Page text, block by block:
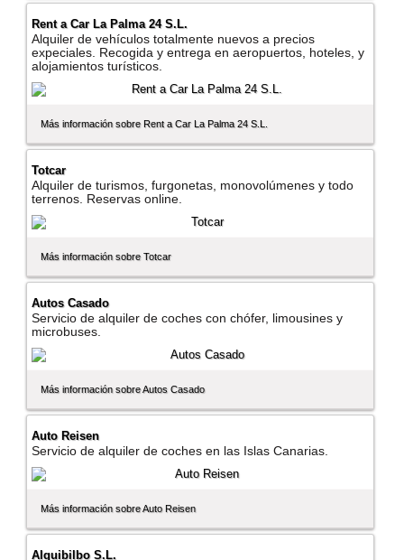
Rent a Car La Palma 24 S.L.
Alquiler de vehí­culos totalmente nuevos a precios
expeciales. Recogida y entrega en aeropuertos, hoteles, y
alojamientos turí­sticos.
Más información sobre Rent a Car La Palma 24 S.L.
Totcar
Alquiler de turismos, furgonetas, monovolúmenes y todo
terrenos. Reservas online.
Más información sobre Totcar
Autos Casado
Servicio de alquiler de coches con chófer, limousines y
microbuses.
Más información sobre Autos Casado
Auto Reisen
Servicio de alquiler de coches en las Islas Canarias.
Más información sobre Auto Reisen
Alquibilbo S.L.